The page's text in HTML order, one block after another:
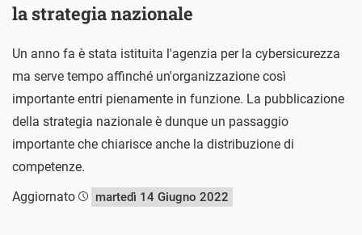
la strategia nazionale
Un anno fa è stata istituita l'agenzia per la cybersicurezza
ma serve tempo affinché un'organizzazione così
importante entri pienamente in funzione. La pubblicazione
della strategia nazionale è dunque un passaggio
importante che chiarisce anche la distribuzione di
competenze.
Aggiornato
martedì 14 Giugno 2022